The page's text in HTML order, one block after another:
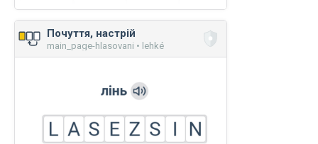
Почуття, настрій
main_page-hlasovani • lehké